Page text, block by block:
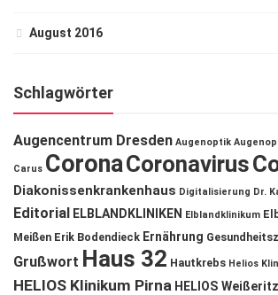
August 2016
Schlagwörter
Augencentrum Dresden Augenoptik
Carus CoronaCoronavirus
Diakonissenkrankenhaus Digitalisierung Dr.
Editorial ELBLANDKLINIKEN Elblandklinikum
Meißen Erik Bodendieck Ernährung
Grußwort Haus 32 Hautkrebs Helios
HELIOS Klinikum Pirna HELIOS